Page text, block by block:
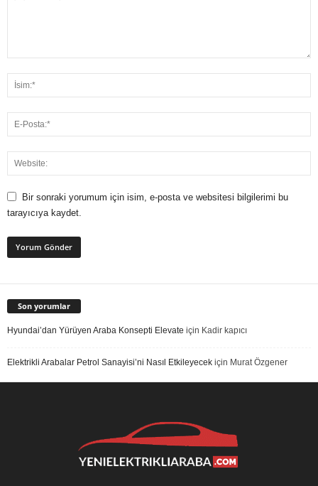
Bir sonraki yorumum için isim, e-posta ve websitesi bilgilerimi bu
tarayıcıya kaydet.
Son yorumlar
Hyundai’dan Yürüyen Araba Konsepti Elevate için Kadir kapıcı
Elektrikli Arabalar Petrol Sanayisi’ni Nasıl Etkileyecek için Murat Özgener